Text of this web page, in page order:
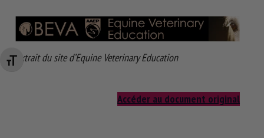
Changer la taille de la police
Extrait du site d’Equine Veterinary Education
Accéder au document original